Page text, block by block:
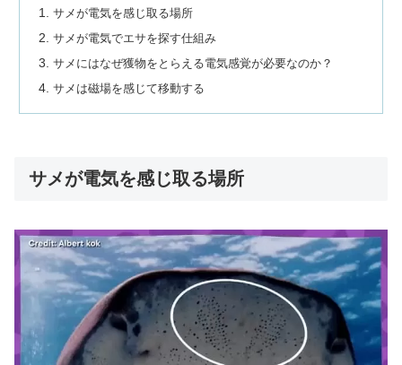
サメが電気を感じ取る場所
サメが電気でエサを探す仕組み
サメにはなぜ獲物をとらえる電気感覚が必要なのか？
サメは磁場を感じて移動する
サメが電気を感じ取る場所